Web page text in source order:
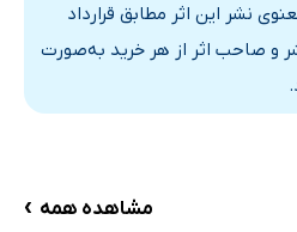
نشر این اثر مطابق قرارداد
و صاحب اثر از هر خرید به‌صورت
مشاهده همه ›